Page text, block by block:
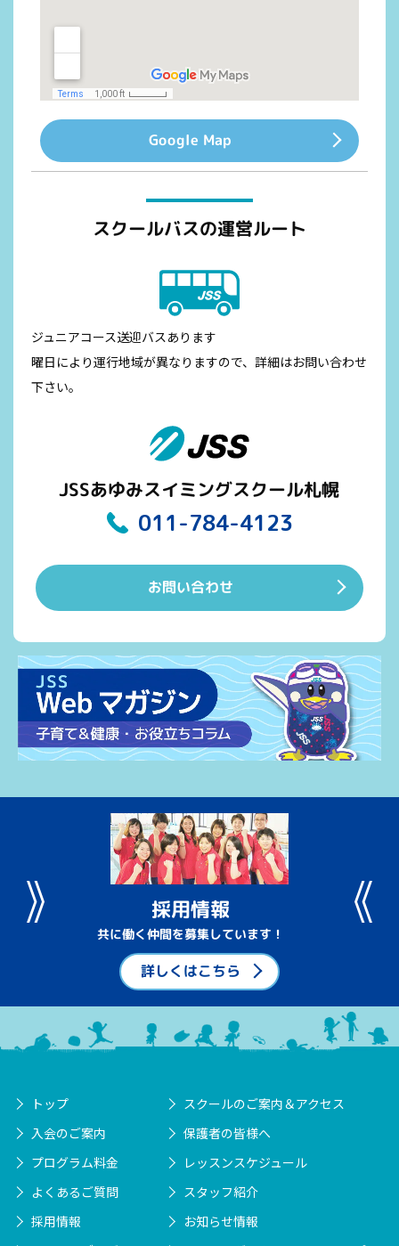
Google Map
スクールバスの運営ルート
ジュニアコース送迎バスあります
曜日により運行地域が異なりますので、詳細はお問い合わせ
下さい。
JSSあゆみスイミングスクール札幌
011-784-4123
お問い合わせ
採用情報
共に働く仲間を募集しています！
詳しくはこちら
トップ
スクールのご案内＆アクセス
入会のご案内
保護者の皆様へ
プログラム料金
レッスンスケジュール
よくあるご質問
スタッフ紹介
採用情報
お知らせ情報